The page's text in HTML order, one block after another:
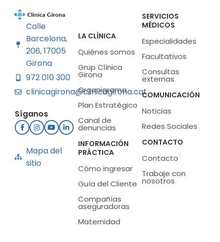
Calle
Barcelona,
206, 17005
Girona
972 010 300
clinicagirona@clinicagirona.cat
Síganos
Mapa del
sitio
LA CLÍNICA
Quiénes somos
Grup Clínica
Girona
Organigrama
Plan Estratégico
Canal de
denuncias
INFORMACIÓN
PRÁCTICA
Cómo ingresar
Guía del Cliente
Compañías
aseguradoras
Maternidad
SERVICIOS
MÉDICOS
Especialidades
Facultativos
Consultas
externas
COMUNICACIÓN
Noticias
Redes Sociales
CONTACTO
Contacto
Trabaje con
nosotros